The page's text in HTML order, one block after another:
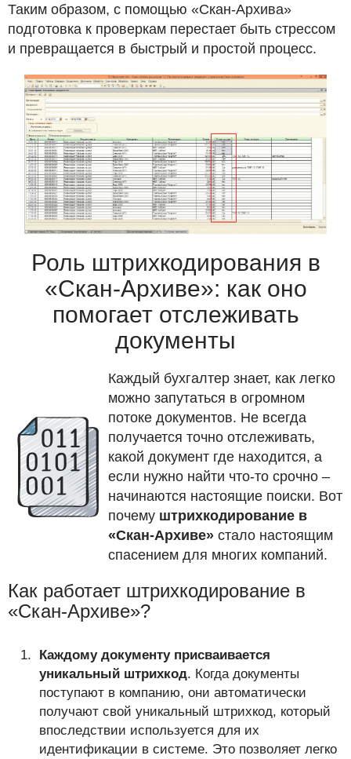
Таким образом, с помощью «Скан-Архива»
подготовка к проверкам перестает быть стрессом
и превращается в быстрый и простой процесс.
Роль штрихкодирования в
«Скан-Архиве»: как оно
помогает отслеживать
документы
Каждый бухгалтер знает, как легко
можно запутаться в огромном
потоке документов. Не всегда
получается точно отслеживать,
какой документ где находится, а
если нужно найти что-то срочно –
начинаются настоящие поиски. Вот
почему штрихкодирование в
«Скан-Архиве» стало настоящим
спасением для многих компаний.
Как работает штрихкодирование в
«Скан-Архиве»?
Каждому документу присваивается
уникальный штрихкод. Когда документы
поступают в компанию, они автоматически
получают свой уникальный штрихкод, который
впоследствии используется для их
идентификации в системе. Это позволяет легко